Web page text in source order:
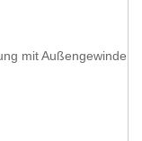
mit Außengewinde